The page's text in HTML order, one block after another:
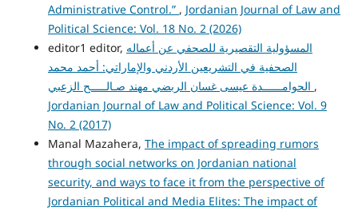
Administrative Control.” , Jordanian Journal of Law and
Political Science: Vol. 18 No. 2 (2026)
editor1 editor, المسؤولية التقصيرية للصحفي عن أعماله
الصحفية في التشريعين الأردني والإماراتي: أحمد محمد
,
Jordanian Journal of Law and Political Science: Vol. 9
No. 2 (2017)
Manal Mazahera, The impact of spreading rumors
through social networks on Jordanian national
security, and ways to face it from the perspective of
Jordanian Political and Media Elites: The impact of